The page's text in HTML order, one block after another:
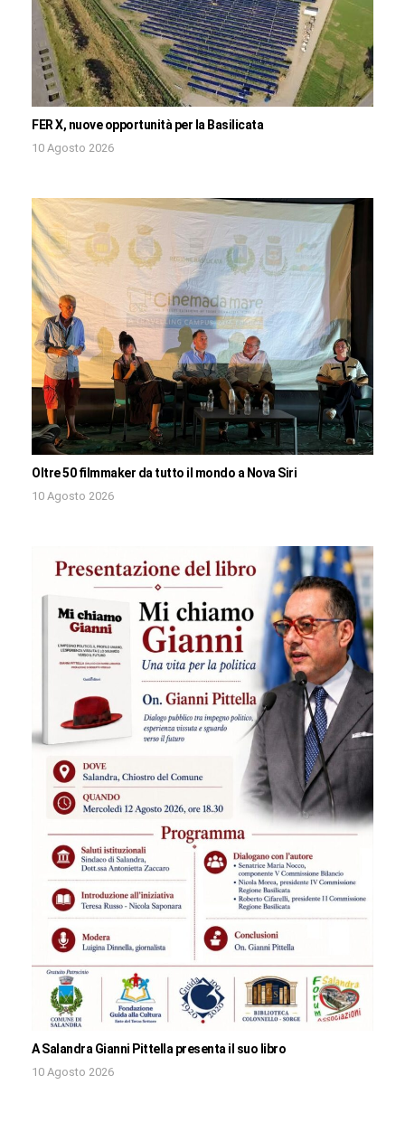
FER X, nuove opportunità per la Basilicata
10 Agosto 2026
Oltre 50 filmmaker da tutto il mondo a Nova Siri
10 Agosto 2026
A Salandra Gianni Pittella presenta il suo libro
10 Agosto 2026